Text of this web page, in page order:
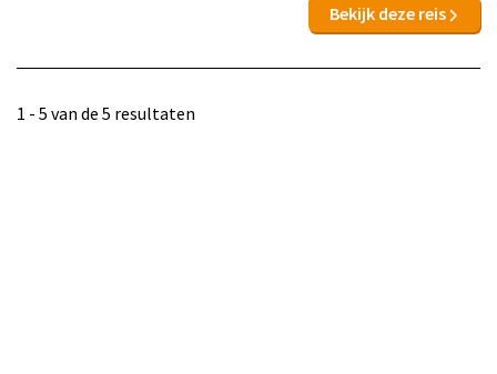
Bekijk deze reis
1 - 5 van de 5 resultaten